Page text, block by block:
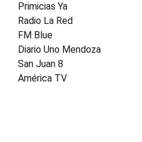
Primicias Ya
Radio La Red
FM Blue
Diario Uno Mendoza
San Juan 8
América TV